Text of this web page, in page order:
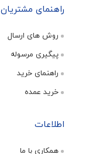
راهنمای مشتریان
روش های ارسال
پیگیری مرسوله
راهنمای خرید
خرید عمده
اطلاعات
همکاری با ما